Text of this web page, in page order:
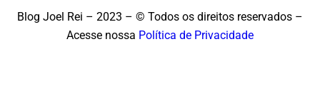
Blog Joel Rei – 2023 – © Todos os direitos reservados –
Acesse nossa Política de Privacidade